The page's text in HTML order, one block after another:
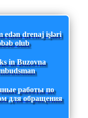
edən drenaj işləri
olub
in Buzovna
работы по
для обращения